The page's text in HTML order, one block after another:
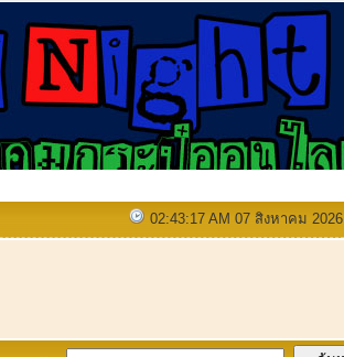
02:43:17 AM 07 สิงหาคม 2026